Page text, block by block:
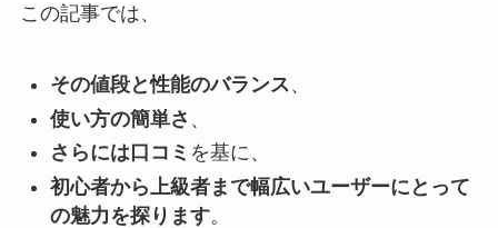
この記事では、
その値段と性能のバランス、
使い方の簡単さ 、
さらには口コミ を基に、
初心者から上級者まで幅広いユーザーにとって
の魅力を探ります。